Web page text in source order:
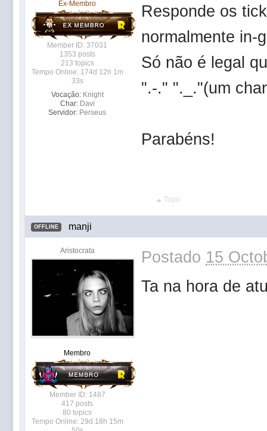
Ex-Membro
Member ID: 37031
1353 posts
213 topics
Tempo Online: 174d 12h 1m
33s
Vocação: Knight
Char: Davi
Servidor: Perseus
Responde os
normalmente in-
Só não é legal
".-." "._."(um
Parabéns!
Topo
OFFLINE manji
Aristocrata
Membro
Member ID: 1487
417 posts
80 topics
Tempo Online: 29d 18h 15m
Postado 15
Ta na hora de